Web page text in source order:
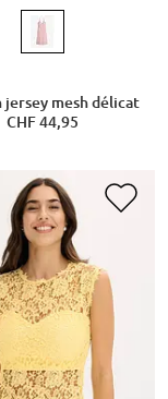
jersey mesh délicat
CHF 44,95